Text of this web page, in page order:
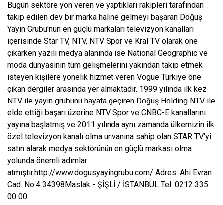
Bugün sektöre yön veren ve yaptıkları rakipleri tarafından
takip edilen dev bir marka haline gelmeyi başaran Doğuş
Yayın Grubu'nun en güçlü markaları televizyon kanalları
içerisinde Star TV, NTV, NTV Spor ve Kral TV olarak öne
çıkarken yazılı medya alanında ise National Geographic ve
moda dünyasının tüm gelişmelerini yakından takip etmek
isteyen kişilere yönelik hizmet veren Vogue Türkiye öne
çıkan dergiler arasında yer almaktadır. 1999 yılında ilk kez
NTV ile yayın grubunu hayata geçiren Doğuş Holding NTV ile
elde ettiği başarı üzerine NTV Spor ve CNBC-E kanallarını
yayına başlatmış ve 2011 yılında aynı zamanda ülkemizin ilk
özel televizyon kanalı olma unvanına sahip olan STAR TV'yi
satın alarak medya sektörünün en güçlü markası olma
yolunda önemli adımlar
atmıştır.http://www.dogusyayingrubu.com/ Adres: Ahi Evran
Cad. No:4 34398Maslak - ŞİŞLİ / İSTANBUL Tel: 0212 335
00 00